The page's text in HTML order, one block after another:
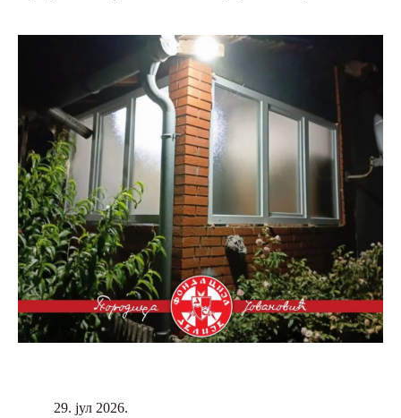
29. јул 2026.